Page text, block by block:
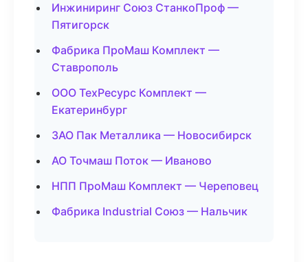
Инжиниринг Союз СтанкоПроф —
Пятигорск
Фабрика ПроМаш Комплект —
Ставрополь
ООО ТехРесурс Комплект —
Екатеринбург
ЗАО Пак Металлика — Новосибирск
АО Точмаш Поток — Иваново
НПП ПроМаш Комплект — Череповец
Фабрика Industrial Союз — Нальчик